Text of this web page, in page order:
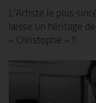
L’Artiste le plus
laisse un héritage
« Christophe » !!